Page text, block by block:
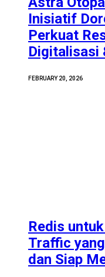
Inisiatif
Perkuat
Digitalisasi
FEBRUARY 20, 2026
Redis
Traffic
dan Siap